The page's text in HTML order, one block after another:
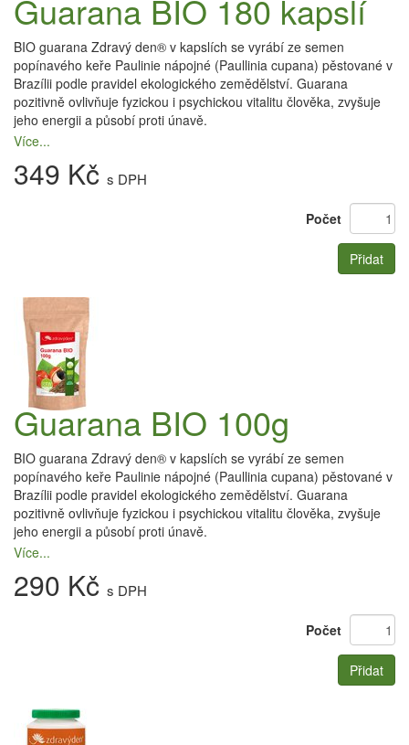
Guarana BIO 180 kapslí
BIO guarana Zdravý den® v kapslích se vyrábí ze semen
popínavého keře Paulinie nápojné (Paullinia cupana) pěstované v
Brazílii podle pravidel ekologického zemědělství. Guarana
pozitivně ovlivňuje fyzickou i psychickou vitalitu člověka, zvyšuje
jeho energii a působí proti únavě.
Více...
349 Kč s DPH
Počet
Přidat
Guarana BIO 100g
BIO guarana Zdravý den® v kapslích se vyrábí ze semen
popínavého keře Paulinie nápojné (Paullinia cupana) pěstované v
Brazílii podle pravidel ekologického zemědělství. Guarana
pozitivně ovlivňuje fyzickou i psychickou vitalitu člověka, zvyšuje
jeho energii a působí proti únavě.
Více...
290 Kč s DPH
Počet
Přidat